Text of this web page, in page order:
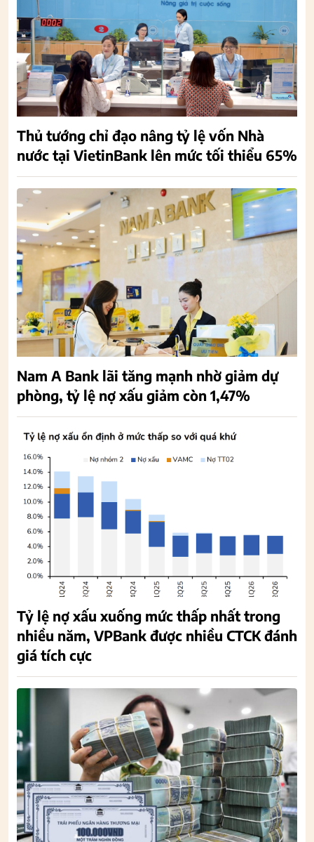
Thủ tướng chỉ đạo nâng tỷ lệ vốn Nhà
nước tại VietinBank lên mức tối thiểu 65%
Nam A Bank lãi tăng mạnh nhờ giảm dự
phòng, tỷ lệ nợ xấu giảm còn 1,47%
Tỷ lệ nợ xấu xuống mức thấp nhất trong
nhiều năm, VPBank được nhiều CTCK đánh
giá tích cực